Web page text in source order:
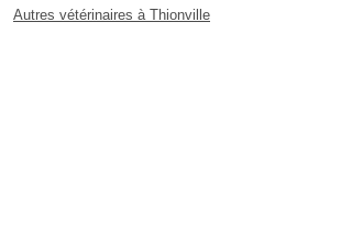
Autres vétérinaires à Thionville